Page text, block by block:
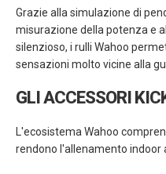
Grazie alla simulazione di
misurazione della potenza e
silenzioso, i rulli Wahoo
sensazioni molto vicine alla
GLI ACCESSORI
L'ecosistema Wahoo
rendono l'allenamento indoor